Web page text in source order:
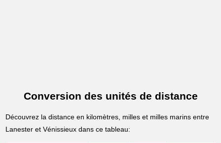
Conversion des unités de distance
Découvrez la distance en kilomètres, milles et milles marins entre
Lanester et Vénissieux dans ce tableau: